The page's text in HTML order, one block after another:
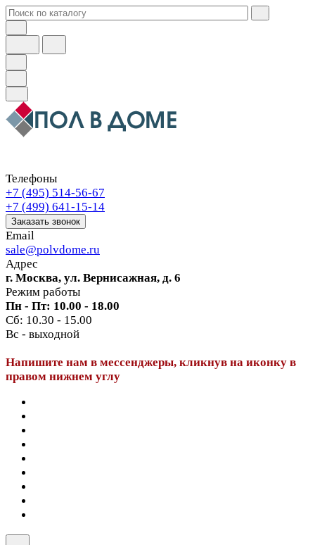
Телефоны
+7 (495) 514-56-67
+7 (499) 641-15-14
Заказать звонок
Email
sale@polvdome.ru
Адрес
г. Москва, ул. Вернисажная, д. 6
Режим работы
Пн - Пт: 10.00 - 18.00
Сб: 10.30 - 15.00
Вс - выходной
Напишите нам в мессенджеры, кликнув на иконку в
правом нижнем углу